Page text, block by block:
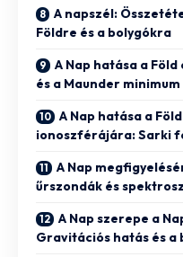
A napszél:
Földre és a bolygókra
A Nap hatása a
és a Maunder minimum
A Nap hatása a
ionoszférájára: Sarki
A Nap
űrszondák és
A Nap szerepe a
Gravitációs hatás és a